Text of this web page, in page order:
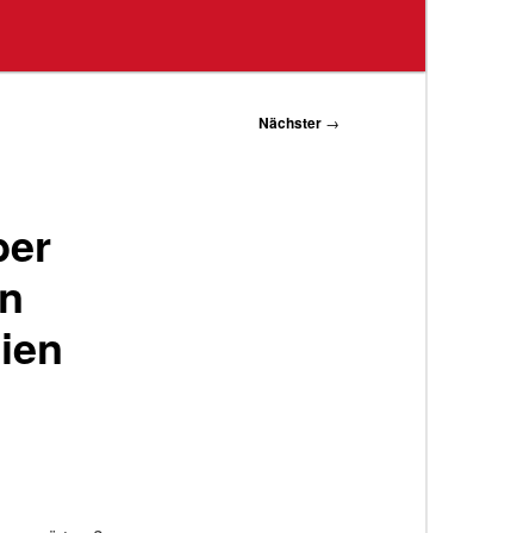
Nächster →